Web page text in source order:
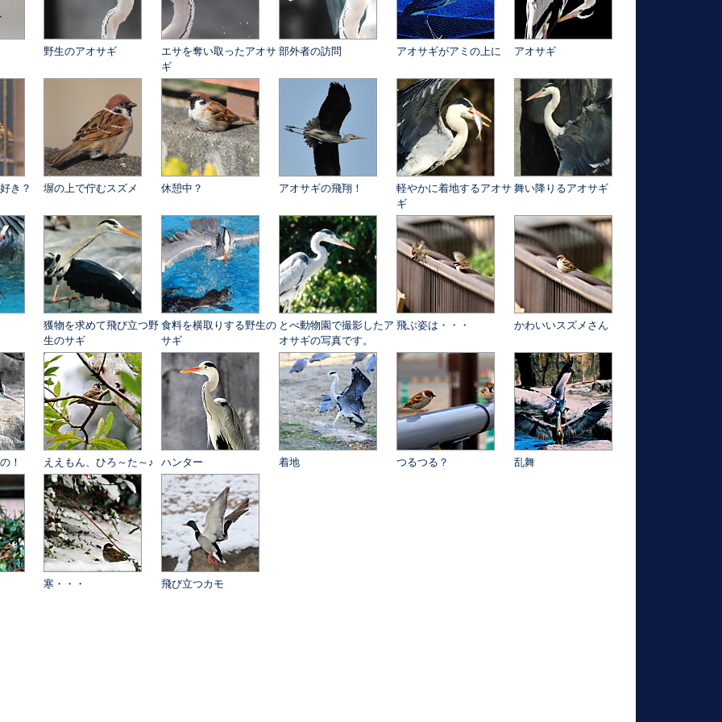
野生のアオサギ
エサを奪い取ったアオサ
ギ
部外者の訪問 アオサギがアミの上に アオサギ
き？ 塀の上で佇むスズメ 休憩中？ アオサギの飛翔！
軽やかに着地するアオサ
ギ
舞い降りるアオサギ
獲物を求めて飛び立つ野
生のサギ
食料を横取りする野生の
サギ
とべ動物園で撮影したア
オサギの写真です。
飛ぶ姿は・・・ かわいいスズメさん
！ ええもん、ひろ～た～♪ ハンター 着地 つるつる？ 乱舞
寒・・・ 飛び立つカモ